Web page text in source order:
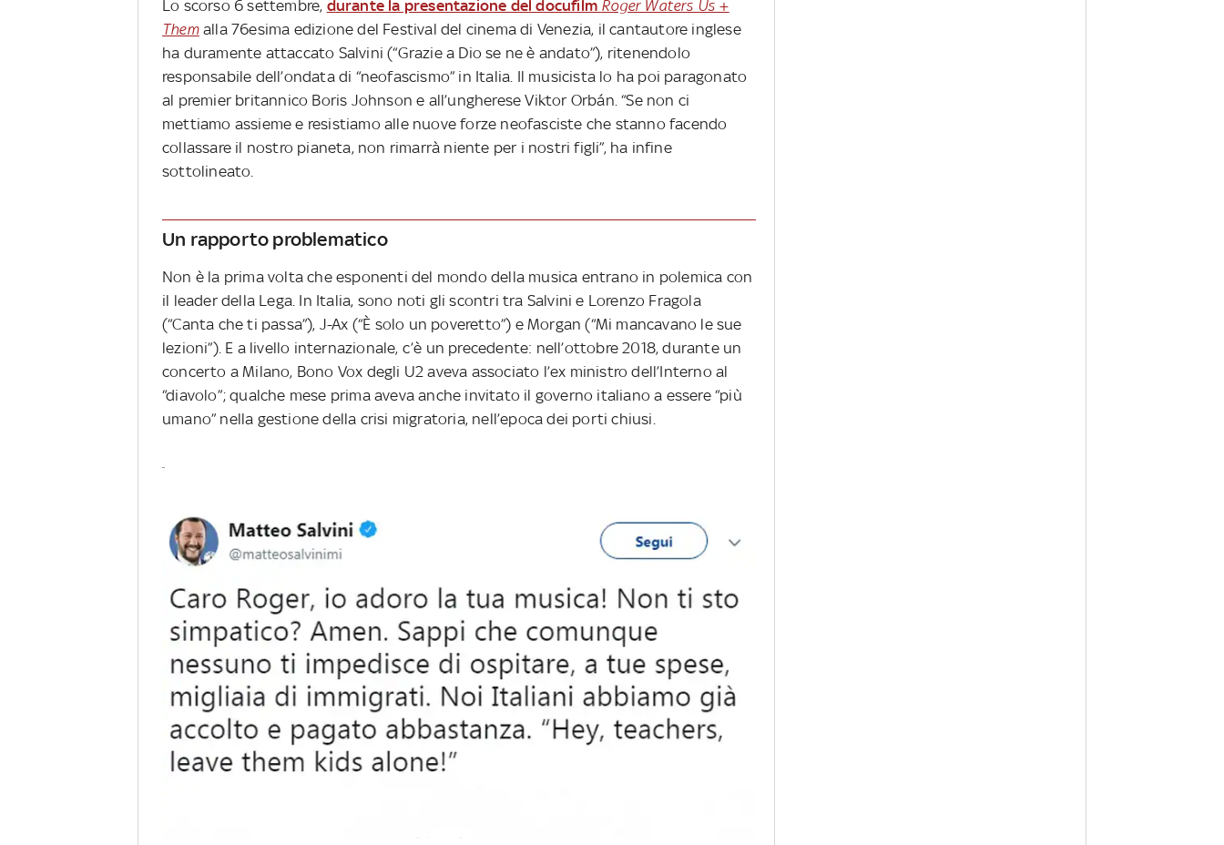
Lo scorso 6 settembre, durante la presentazione del docufilm Roger Waters Us +
Themalla 76esima edizione del Festival del cinema di Venezia, il cantautore inglese
ha duramente attaccato Salvini (“Grazie a Dio se ne è andato”), ritenendolo
responsabile dell’ondata di “neofascismo” in Italia. Il musicista lo ha poi paragonato
al premier britannico Boris Johnson e all’ungherese Viktor Orbán. “Se non ci
mettiamo assieme e resistiamo alle nuove forze neofasciste che stanno facendo
collassare il nostro pianeta, non rimarrà niente per i nostri figli”, ha infine
sottolineato.
Un rapporto problematico
Non è la prima volta che esponenti del mondo della musica entrano in polemica con
il leader della Lega. In Italia, sono noti gli scontri tra Salvini e Lorenzo Fragola
(“Canta che ti passa”), J-Ax (“È solo un poveretto”) e Morgan (“Mi mancavano le sue
lezioni”). E a livello internazionale, c’è un precedente: nell’ottobre 2018, durante un
concerto a Milano, Bono Vox degli U2 aveva associato l’ex ministro dell’Interno al
“diavolo”; qualche mese prima aveva anche invitato il governo italiano a essere “più
umano” nella gestione della crisi migratoria, nell’epoca dei porti chiusi.